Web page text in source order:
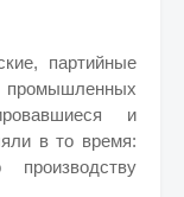
партийные
и
в то время: